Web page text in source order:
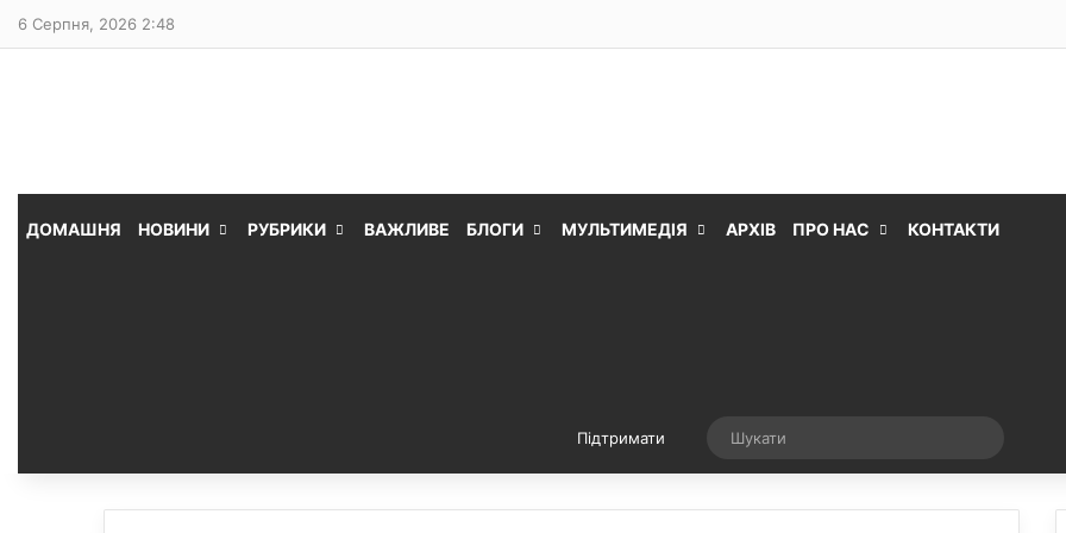
6 Серпня, 2026 2:48
ДОМАШНЯ НОВИНИ РУБРИКИ ВАЖЛИВЕ БЛОГИ МУЛЬТИМЕДІЯ АРХІВ ПРО НАС КОНТАКТИ
Підтримати Випадкова стаття